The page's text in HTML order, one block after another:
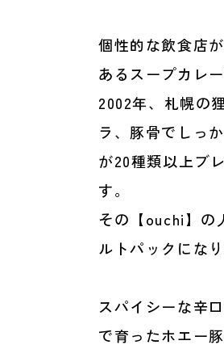
個性的な飲食店
あるスープカレ
2002年、札幌の
ラ、豚骨でしっ
が20種類以上ブ
す。
その【ouchi】の
ルトパックになり
スパイシーな辛
で育ったホエー